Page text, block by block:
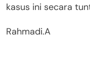
kasus ini secara
Rahmadi.A